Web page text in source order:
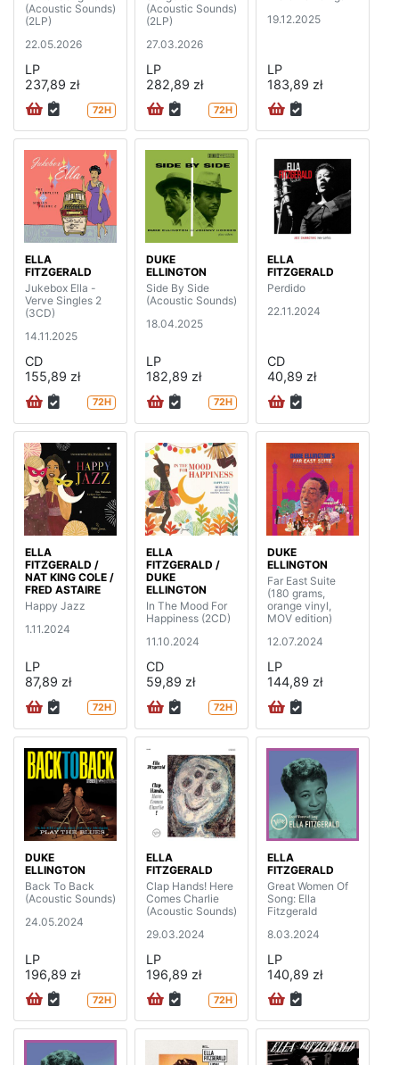
(Acoustic Sounds)
(2LP)
22.05.2026
LP
237,89 zł
72H
(Acoustic Sounds)
(2LP)
27.03.2026
LP
282,89 zł
72H
19.12.2025
LP
183,89 zł
ELLA
FITZGERALD
Jukebox Ella -
Verve Singles 2
(3CD)
14.11.2025
CD
155,89 zł
72H
DUKE
ELLINGTON
Side By Side
(Acoustic Sounds)
18.04.2025
LP
182,89 zł
72H
ELLA
FITZGERALD
Perdido
22.11.2024
CD
40,89 zł
ELLA
FITZGERALD /
NAT KING COLE /
FRED ASTAIRE
Happy Jazz
1.11.2024
LP
87,89 zł
72H
ELLA
FITZGERALD /
DUKE
ELLINGTON
In The Mood For
Happiness (2CD)
11.10.2024
CD
59,89 zł
72H
DUKE
ELLINGTON
Far East Suite
(180 grams,
orange vinyl,
MOV edition)
12.07.2024
LP
144,89 zł
DUKE
ELLINGTON
Back To Back
(Acoustic Sounds)
24.05.2024
LP
196,89 zł
72H
ELLA
FITZGERALD
Clap Hands! Here
Comes Charlie
(Acoustic Sounds)
29.03.2024
LP
196,89 zł
72H
ELLA
FITZGERALD
Great Women Of
Song: Ella
Fitzgerald
8.03.2024
LP
140,89 zł